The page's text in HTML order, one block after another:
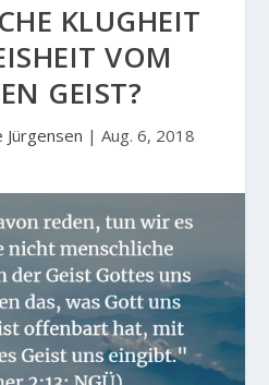
KLUGHEIT
VOM
GEIST?
Jürgensen | Aug. 6, 2018